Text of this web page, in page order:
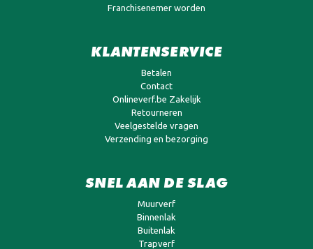
Franchisenemer worden
KLANTENSERVICE
Betalen
Contact
Onlineverf.be Zakelijk
Retourneren
Veelgestelde vragen
Verzending en bezorging
SNEL AAN DE SLAG
Muurverf
Binnenlak
Buitenlak
Trapverf